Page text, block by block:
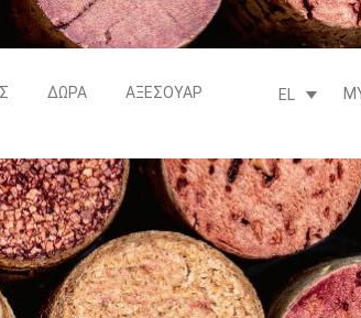
ΔΏΡΑ ΑΞΕΣΟΥΆΡ EL